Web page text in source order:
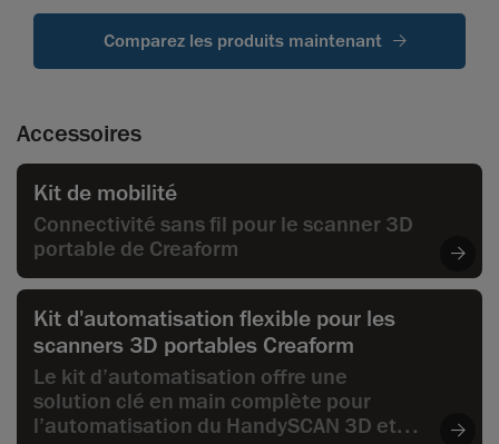
Comparez les produits maintenant
Accessoires
Kit de mobilité
Connectivité sans fil pour le scanner 3D
portable de Creaform
Kit d'automatisation flexible pour les
scanners 3D portables Creaform
Le kit d’automatisation offre une
solution clé en main complète pour
l’automatisation du HandySCAN 3D et